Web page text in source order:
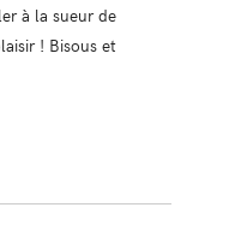
à la sueur de
! Bisous et